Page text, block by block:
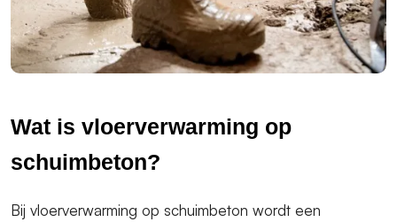
Wat is vloerverwarming op
schuimbeton?
Bij vloerverwarming op schuimbeton wordt een